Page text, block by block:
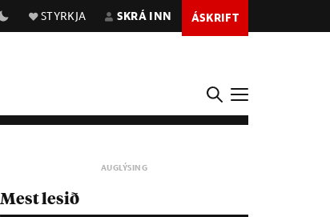
STYRKJA SKRÁ INN ÁSKRIFT
Mest lesið